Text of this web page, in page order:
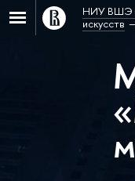
НИУ ВШЭ
искусств